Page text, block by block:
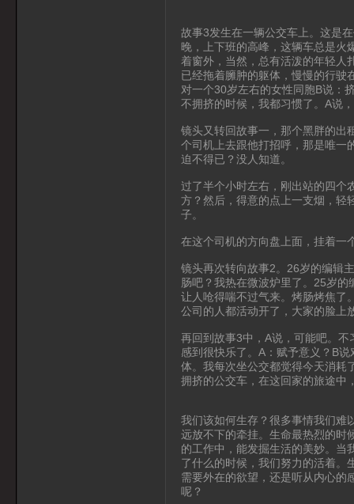
故事3发生在一辆公交车上。这是
晚，上下班的高峰，这辆车总是火
着窗外，当然，总有活泼的年轻人
已经拖着臃肿的躯体，慢慢的行驶
对一个30岁左右的女性同胞B说：
不拥挤的时候，我都习惯了。A说
镜头又转回故事一，那个黑胖的出
个司机上去跟他打招呼，那是唯一
迫不得已？没人知道。
过了半个小时左右，刚出站的四个
方？然后，得意的点上一支烟，轻
子。
在这个司机的方向盘上面，挂着
镜头再次转向故事2。26岁的编辑
肠吧？我热在微波炉里了。25岁
让人呛得喘不过气来。烤肠烤焦了
公司的人都活动开了，大家的脸
再回到故事3中，A说，可能吧。
感到很快乐了。A：赋予意义？B
体。我每次坐公交都觉得今天消耗
拥挤的公交车，在这回家的旅途中
我们该如何生存？很多事情我们难
远放不下的牵挂。生命最热烈的时
的工作中，能发掘生活的美妙。当
了什么的时候，我们努力的活着。
需要外在的欲望，还是听从内心的
呢？